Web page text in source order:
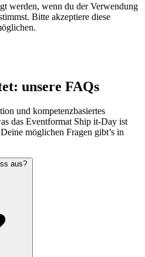
werden, wenn du der Verwendung
Bitte akzeptiere diese
unsere FAQs
und kompetenzbasiertes
das Eventformat Ship it-Day ist
möglichen Fragen gibt’s in
aus?